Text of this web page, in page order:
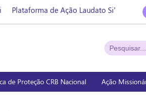
Plataforma de Ação Laudato Si’
de Proteção CRB Nacional Ação